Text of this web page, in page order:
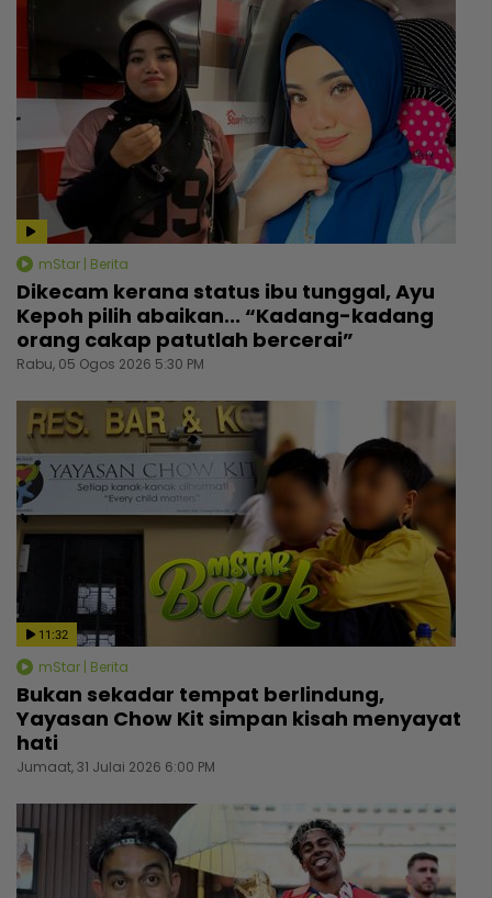
mStar | Berita
Dikecam kerana status ibu tunggal, Ayu
Kepoh pilih abaikan... “Kadang-kadang
orang cakap patutlah bercerai”
Rabu, 05 Ogos 2026 5:30 PM
11:32
mStar | Berita
Bukan sekadar tempat berlindung,
Yayasan Chow Kit simpan kisah menyayat
hati
Jumaat, 31 Julai 2026 6:00 PM